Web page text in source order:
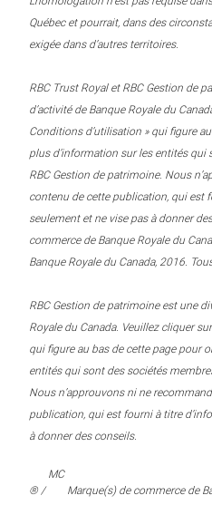
Québec et pourrait, dans des
exigée dans d’autres territoires.
RBC Trust Royal et RBC Gestion de
d’activité de Banque Royale du
Conditions d’utilisation » qui figure
plus d’information sur les entités qui
RBC Gestion de patrimoine. Nous
contenu de cette publication, qui est
seulement et ne vise pas à donner
commerce de Banque Royale du
Banque Royale du Canada, 2016.
RBC Gestion de patrimoine est une
Royale du Canada. Veuillez cliquer
qui figure au bas de cette page pour
entités qui sont des sociétés
Nous n’approuvons ni ne
publication, qui est fourni à titre
à donner des conseils.
® /
MC
Marque(s) de commerce de